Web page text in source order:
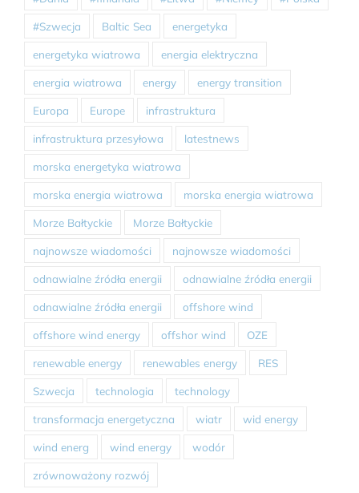
#Szwecja Baltic Sea energetyka
energetyka wiatrowa energia elektryczna
energia wiatrowa energy energy transition
Europa Europe infrastruktura
infrastruktura przesyłowa latestnews
morska energetyka wiatrowa
morska energia wiatrowa morska energia wiatrowa
Morze Bałtyckie Morze Bałtyckie
najnowsze wiadomości najnowsze wiadomości
odnawialne źródła energii odnawialne źródła energii
odnawialne źródła energii offshore wind
offshore wind energy offshor wind OZE
renewable energy renewables energy RES
Szwecja technologia technology
transformacja energetyczna wiatr wid energy
wind energ wind energy wodór
zrównoważony rozwój